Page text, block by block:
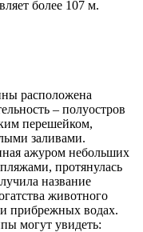
более 107 м.
расположена
– полуостров
перешейком,
заливами.
ажуром небольших
протянулась
название
животного
прибрежных водах.
могут увидеть: